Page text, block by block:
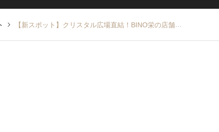
【新スポット】クリスタル広場直結！BINO栄の店舗一覧【11月6日オープン】